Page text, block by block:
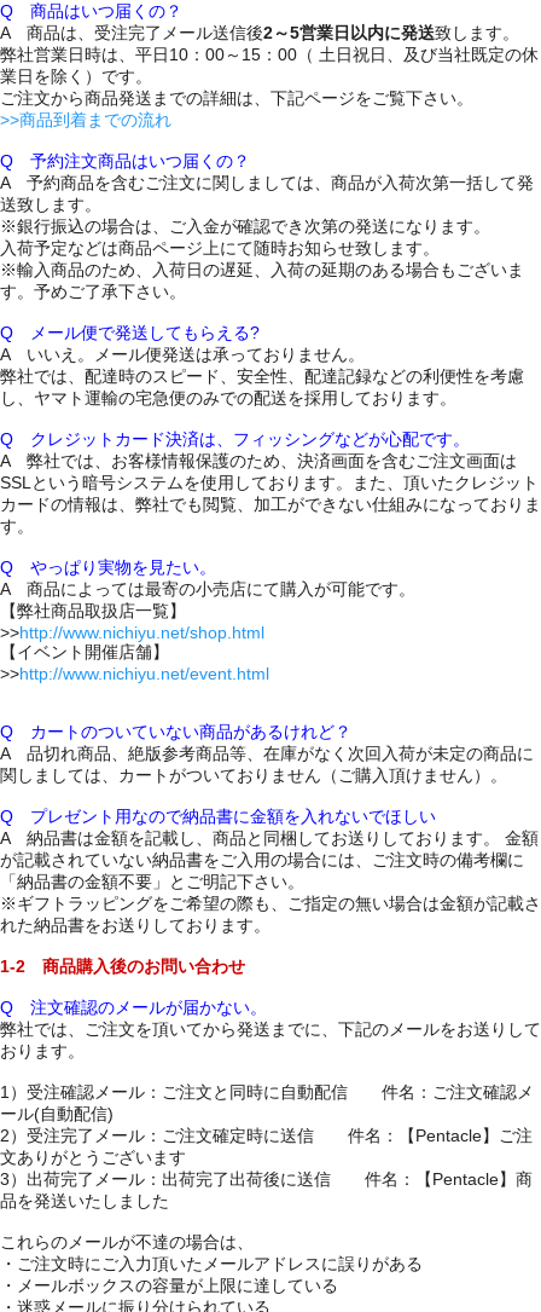
Q 商品はいつ届くの？
A 商品は、受注完了メール送信後2～5営業日以内に発送致します。
弊社営業日時は、平日10：00～15：00（ 土日祝日、及び当社既定の休
業日を除く）です。
ご注文から商品発送までの詳細は、下記ページをご覧下さい。
>>商品到着までの流れ
Q 予約注文商品はいつ届くの？
A 予約商品を含むご注文に関しましては、商品が入荷次第一括して発
送致します。
※銀行振込の場合は、ご入金が確認でき次第の発送になります。
入荷予定などは商品ページ上にて随時お知らせ致します。
※輸入商品のため、入荷日の遅延、入荷の延期のある場合もございま
す。予めご了承下さい。
Q メール便で発送してもらえる?
A いいえ。メール便発送は承っておりません。
弊社では、配達時のスピード、安全性、配達記録などの利便性を考慮
し、ヤマト運輸の宅急便のみでの配送を採用しております。
Q クレジットカード決済は、フィッシングなどが心配です。
A 弊社では、お客様情報保護のため、決済画面を含むご注文画面は
SSLという暗号システムを使用しております。また、頂いたクレジット
カードの情報は、弊社でも閲覧、加工ができない仕組みになっておりま
す。
Q やっぱり実物を見たい。
A 商品によっては最寄の小売店にて購入が可能です。
【弊社商品取扱店一覧】
>>http://www.nichiyu.net/shop.html
【イベント開催店舗】
>>http://www.nichiyu.net/event.html
Q カートのついていない商品があるけれど？
A 品切れ商品、絶版参考商品等、在庫がなく次回入荷が未定の商品に
関しましては、カートがついておりません（ご購入頂けません）。
Q プレゼント用なので納品書に金額を入れないでほしい
A 納品書は金額を記載し、商品と同梱してお送りしております。 金額
が記載されていない納品書をご入用の場合には、ご注文時の備考欄に
「納品書の金額不要」とご明記下さい。
※ギフトラッピングをご希望の際も、ご指定の無い場合は金額が記載さ
れた納品書をお送りしております。
1-2 商品購入後のお問い合わせ
Q 注文確認のメールが届かない。
弊社では、ご注文を頂いてから発送までに、下記のメールをお送りして
おります。
1）受注確認メール：ご注文と同時に自動配信 件名：ご注文確認メ
ール(自動配信)
2）受注完了メール：ご注文確定時に送信 件名：【Pentacle】ご注
文ありがとうございます
3）出荷完了メール：出荷完了出荷後に送信 件名：【Pentacle】商
品を発送いたしました
これらのメールが不達の場合は、
・ご注文時にご入力頂いたメールアドレスに誤りがある
・メールボックスの容量が上限に達している
・迷惑メールに振り分けられている